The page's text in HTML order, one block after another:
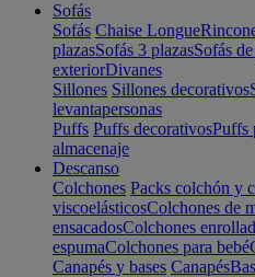
Sofás
Sofás Chaise Longue
plazasSofás 3 plazasSofás
exteriorDivanes
Sillones Sillones decorativos
levantapersonas
Puffs Puffs decorativosPuffs
almacenaje
Descanso
Colchones Packs colchón y
viscoelásticosColchones de
ensacadosColchones
espumaColchones para bebé
Canapés y bases Canapés